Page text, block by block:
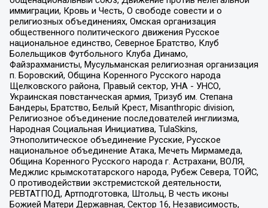
иммиграции, Кровь и Честь, О свободе совести и о
религиозных объединениях, Омская организация
общественного политического движения Русское
национальное единство, Северное Братство, Клуб
Болельщиков Футбольного Клуба Динамо,
Файзрахманисты, Мусульманская религиозная организация
п. Боровский, Община Коренного Русского народа
Щелковского района, Правый сектор, УНА - УНСО,
Украинская повстанческая армия, Тризуб им. Степана
Бандеры, Братство, Белый Крест, Misanthropic division,
Религиозное объединение последователей инглиизма,
Народная Социальная Инициатива, TulaSkins,
Этнополитическое объединение Русские, Русское
национальное объединение Атака, Мечеть Мирмамеда,
Община Коренного Русского народа г. Астрахани, ВОЛЯ,
Меджлис крымскотатарского народа, Рубеж Севера, ТОЙС,
О противодействии экстремистской деятельности,
РЕВТАТПОД, Артподготовка, Штольц, В честь иконы
Божией Матери Державная, Сектор 16, Независимость,